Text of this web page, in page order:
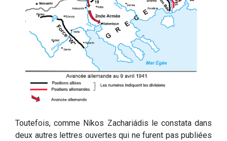
Toutefois, comme Níkos Zachariádis le constata dans
deux autres lettres ouvertes qui ne furent pas publiées